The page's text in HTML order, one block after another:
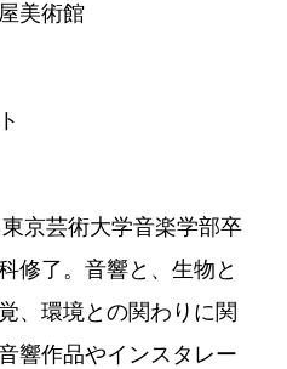
美術館
京芸術大学音楽学部卒
修了。音響と、生物と
、環境との関わりに関
響作品やインスタレー